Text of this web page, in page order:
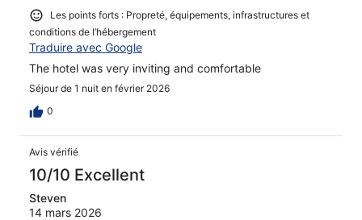
Les points forts : Propreté, équipements, infrastructures et
conditions de l’hébergement
Traduire avec Google
The hotel was very inviting and comfortable
Séjour de 1 nuit en février 2026
0
Avis vérifié
10/10 Excellent
Steven
14 mars 2026